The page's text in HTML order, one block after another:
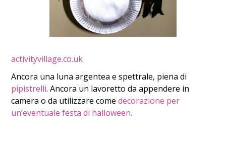
activityvillage.co.uk
Ancora una luna argentea e spettrale, piena di
pipistrelli. Ancora un lavoretto da appendere in
camera o da utilizzare comedecorazione per
un’eventuale festa di halloween.